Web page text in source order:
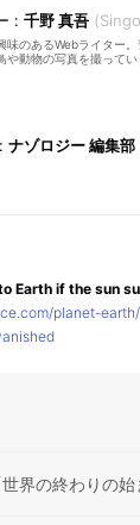
千野 真吾
味のあるWebライター
や動物の写真を撮ってい
ナゾロジー 編集部
Earth if the sun
planet-
界の終わりの始